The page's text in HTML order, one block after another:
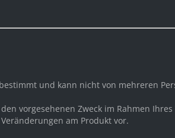
und kann nicht von mehreren
vorgesehenen Zweck im Rahmen
am Produkt vor.